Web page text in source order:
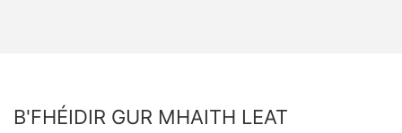
B'FHÉIDIR GUR MHAITH LEAT